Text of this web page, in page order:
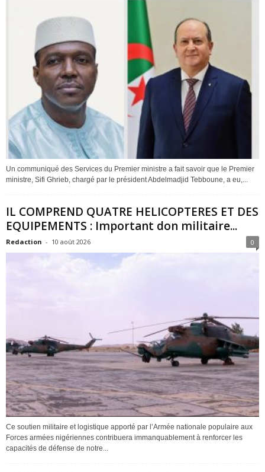
Un communiqué des Services du Premier ministre a fait savoir que le Premier
ministre, Sifi Ghrieb, chargé par le président Abdelmadjid Tebboune, a eu,...
IL COMPREND QUATRE HELICOPTERES ET DES
EQUIPEMENTS : Important don militaire...
Redaction - 10 août 2026 0
Ce soutien militaire et logistique apporté par l’Armée nationale populaire aux
Forces armées nigériennes contribuera immanquablement à renforcer les
capacités de défense de notre...